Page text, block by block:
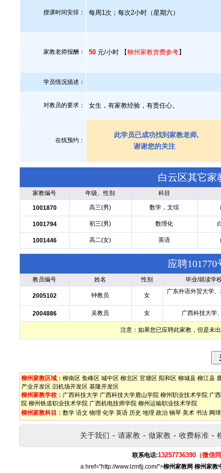
授课时间安排： 每周1次；每次2小时（星期六）
家教老师报酬： 50 元/小时 【柳州家教资费参考】
学员情况描述：
对教员的要求： 女生，有家教经验，有责任心。
在线预约：
此学员已成功找到家教老师,
谢谢您的关注
白云区其它家
家教编号 年级、性别 科目
1001870 高三(男) 数学，文综
1001794 初三(男) 数理化
1001446 高二(女) 英语
应聘
教员编号 姓名 性别 毕业/就读学
2005102 钟教员 女
广东外语外贸大学
2004886 吴教员 女 广西科技大学
注意：如果您已应聘此家教，但是未
柳州家教区域： 柳南区 鱼峰区 城中区 柳北区 官塘区 阳和区 柳城县 柳江县
产业开发区
旧机场开发区 基隆开发区
柳州家教学校： 广西科技大学 广西科技大学鹿山学院 柳州职业技术学院 广
院 柳州铁道职业技术学院 广西机电技师学院 柳州运输职业技术学院
柳州家教科目： 数学 语文 物理 化学 英语 历史 地理 政治 钢琴 美术 书法 网球
关于我们 - 请家教 - 做家教 - 收费标准 -
联系电话:13257736390（微信
a href="http://www.lzmfjj.com/">柳州家教网 柳州家教